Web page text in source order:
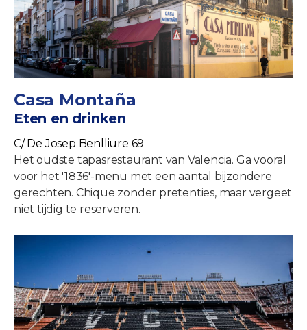
Casa Montaña
Eten en drinken
C/ De Josep Benlliure 69
Het oudste tapasrestaurant van Valencia. Ga vooral
voor het '1836'-menu met een aantal bijzondere
gerechten. Chique zonder pretenties, maar vergeet
niet tijdig te reserveren.